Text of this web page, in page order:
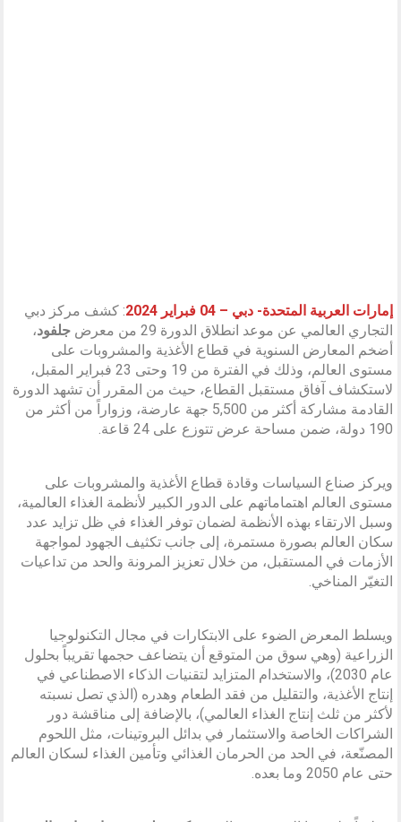
إمارات العربية المتحدة- دبي – 04 فبراير 2024
: كشف مركز دبي
التجاري العالمي عن موعد انطلاق الدورة 29 من معرض
جلفود،
أضخم المعارض السنوية في قطاع الأغذية والمشروبات على
مستوى العالم، وذلك في الفترة من 19 وحتى 23 فبراير المقبل،
لاستكشاف آفاق مستقبل القطاع، حيث من المقرر أن تشهد الدورة
القادمة مشاركة أكثر من 5,500 جهة عارضة، وزواراً من أكثر من
190 دولة، ضمن مساحة عرض تتوزع على 24 قاعة.
ويركز صناع السياسات وقادة قطاع الأغذية والمشروبات على
مستوى العالم اهتماماتهم على الدور الكبير لأنظمة الغذاء العالمية،
وسبل الارتقاء بهذه الأنظمة لضمان توفر الغذاء في ظل تزايد عدد
سكان العالم بصورة مستمرة، إلى جانب تكثيف الجهود لمواجهة
الأزمات في المستقبل، من خلال تعزيز المرونة والحد من تداعيات
التغيّر المناخي.
ويسلط المعرض الضوء على الابتكارات في مجال التكنولوجيا
الزراعية (وهي سوق من المتوقع أن يتضاعف حجمها تقريباً بحلول
عام 2030)، والاستخدام المتزايد لتقنيات الذكاء الاصطناعي في
إنتاج الأغذية، والتقليل من فقد الطعام وهدره (الذي تصل نسبته
لأكثر من ثلث إنتاج الغذاء العالمي)، بالإضافة إلى مناقشة دور
الشراكات الخاصة والاستثمار في بدائل البروتينات، مثل اللحوم
المصنّعة، في الحد من الحرمان الغذائي وتأمين الغذاء لسكان العالم
حتى عام 2050 وما بعده.